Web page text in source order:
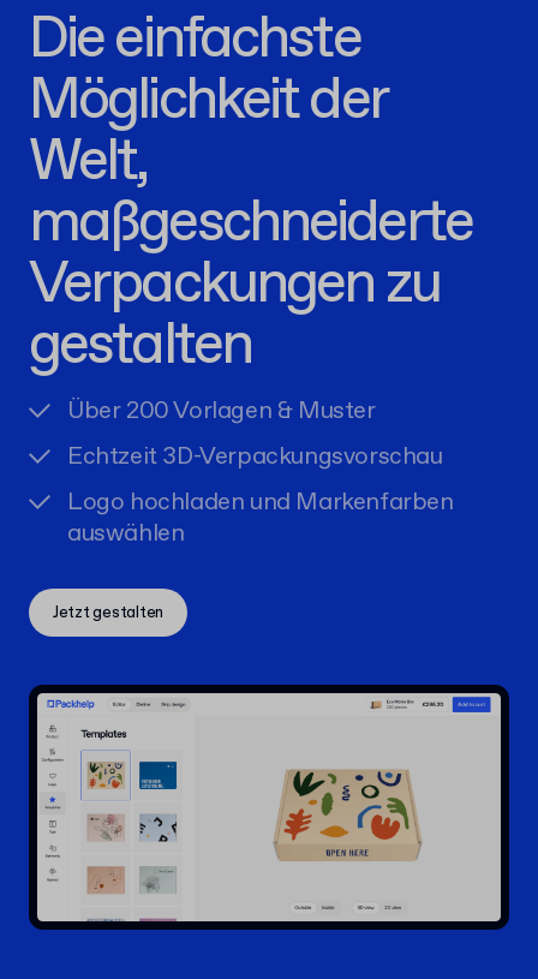
Die einfachste
Möglichkeit der
Welt,
maßgeschneiderte
Verpackungen zu
gestalten
Über 200 Vorlagen & Muster
Echtzeit 3D-Verpackungsvorschau
Logo hochladen und Markenfarben
auswählen
Jetzt gestalten